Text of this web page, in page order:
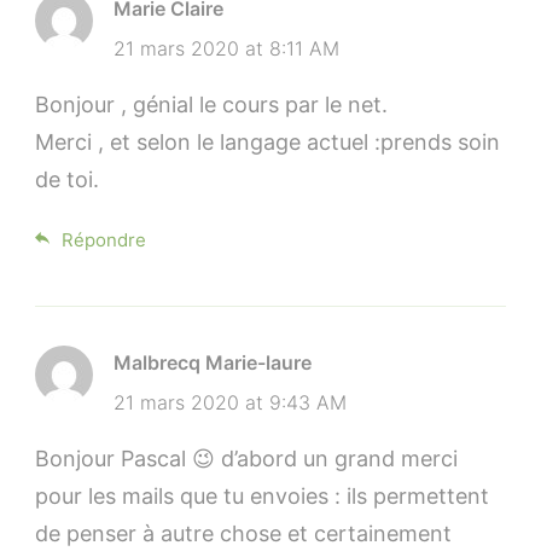
Marie Claire
21 mars 2020 at 8:11 AM
Bonjour , génial le cours par le net.
Merci , et selon le langage actuel :prends soin
de toi.
Répondre
Malbrecq Marie-laure
21 mars 2020 at 9:43 AM
Bonjour Pascal 😉 d’abord un grand merci
pour les mails que tu envoies : ils permettent
de penser à autre chose et certainement